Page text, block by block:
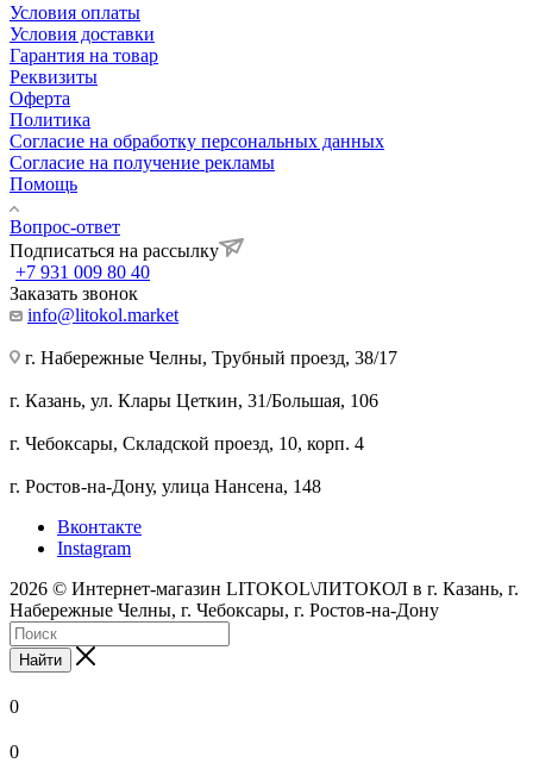
Условия оплаты
Условия доставки
Гарантия на товар
Реквизиты
Оферта
Политика
Согласие на обработку персональных данных
Согласие на получение рекламы
Помощь
Вопрос-ответ
Подписаться на рассылку
+7 931 009 80 40
Заказать звонок
info@litokol.market
г. Набережные Челны, Трубный проезд, 38/17
г. Казань, ул. Клары Цеткин, 31/Большая, 106
г. Чебоксары, Складской проезд, 10, корп. 4
г. Ростов-на-Дону, улица Нансена, 148
Вконтакте
Instagram
2026 © Интернет-магазин LITOKOL\ЛИТОКОЛ в г. Казань, г.
Набережные Челны, г. Чебоксары, г. Ростов-на-Дону
Найти
0
0